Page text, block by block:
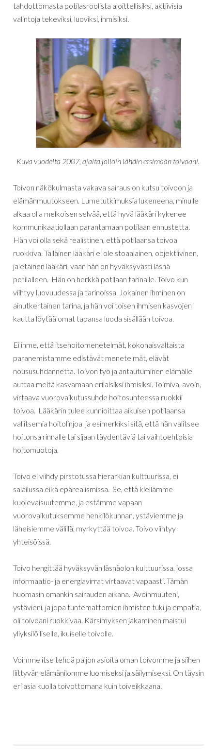
tahdottomasta potilasroolista aloittellisiksi, aktiivisia
valintoja tekeviksi, luoviksi, ihmisiksi.
Kuva vuodelta 2007, ajalta jolloin lähdin etsimään toivoani.
Toivon näkökulmasta vakava sairaus on kutsu toivoon ja
elämänmuutokseen. Lumetutkimuksia lukeneena, minulle
alkaa olla melkoisen selvää, että hyvä lääkäri kykenee
kommunikaatiollaan parantamaan potilaan ennustetta.
Hän voi olla sekä realistinen, että potilaansa toivoa
ruokkiva. Tälläinen lääkäri ei ole stoaalainen, objektiivinen,
ja etäinen lääkäri, vaan hän on hyväksyvästi läsnä
potilalleen. Hän on herkkä potilaan tarinalle. Toivo kun
viihtyy luovuudessa ja tarinoissa. Jokainen ihminen on
ainutkertainen tarina, ja hän voi toisen ihmisen kasvojen
kautta löytää omat tapansa luoda sisällään toivoa.
Ei ihme, että itsehoitomenetelmät, kokonaisvaltaista
paranemistamme edistävät menetelmät, elävät
noususuhdannetta. Toivon työ ja antautuminen elämälle
auttaa meitä kasvamaan erilaisiksi ihmisiksi. Toimiva, avoin,
virtaava vuorovaikutussuhde hoitosuhteessa ruokkii
toivoa. Lääkärin tulee kunnioittaa aikuisen potilaansa
vallitsemia hoitolinjoa ja esimerkiksi sitä, että hän valitsee
hoitonsa rinnalle tai sijaan täydentäviä tai vaihtoehtoisia
hoitomuotoja.
Toivo ei viihdy pirstotussa hierarkian kulttuurissa, ei
salailussa eikä epärealismissa. Se, että kiellämme
kuolevaisuutemme, ja estämme vapaan
vuorovaikutuksemme henkilökunnan, ystäviemme ja
läheisiemme välillä, myrkyttää toivoa. Toivo viihtyy
yhteisöissä.
Toivo hengittää hyväksyvän läsnäolon kulttuurissa, jossa
informaatio- ja energiavirrat virtaavat vapaasti. Tämän
huomasin omankin sairauden aikana. Avoinmuuteni,
ystävieni, ja jopa tuntemattomien ihmisten tuki ja empatia,
oli toivoani ruokkivaa. Kärsimyksen jakaminen maistui
yliyksilölliselle, ikuiselle toivolle.
Voimme itse tehdä paljon asioita oman toivomme ja siihen
liittyvän elämänilomme luomiseksi ja säilymiseksi. On täysin
eri asia kuolla toivottomana kuin toiveikkaana.